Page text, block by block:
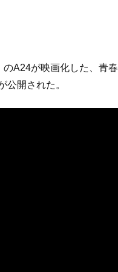
のA24が映画化した、青春
公開された。